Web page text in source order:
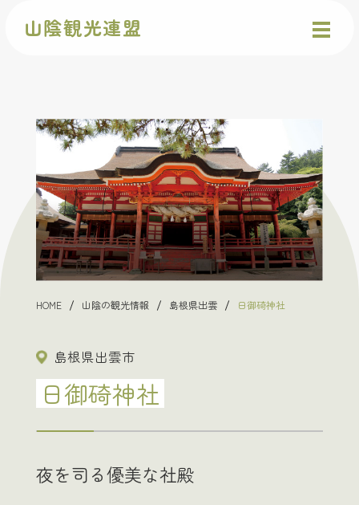
山陰観光連盟
HOME 山陰の観光情報 島根県出雲 日御碕神社
島根県出雲市
日御碕神社
夜を司る優美な社殿